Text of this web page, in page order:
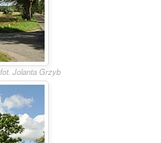
fot. Jolanta Grzyb